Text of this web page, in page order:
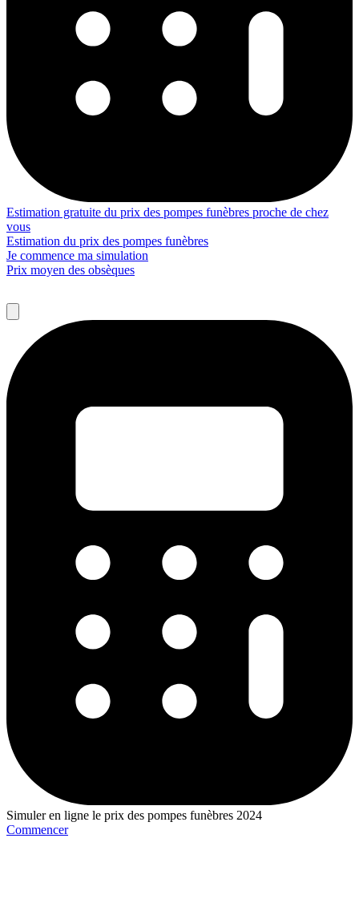
Estimation gratuite du prix des pompes funèbres proche de chez
vous
Estimation du prix des pompes funèbres
Je commence ma simulation
Prix moyen des obsèques
Simuler en ligne le prix des pompes funèbres 2024
Commencer